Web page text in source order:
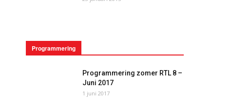
Programmering
Programmering zomer RTL 8 –
Juni 2017
1 juni 2017